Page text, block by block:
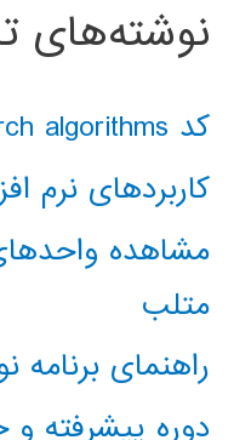
نوشته‌های
کد classical AI search algorithms
کاربردهای نرم
مشاهده
متلب
راهنمای
دوره پیشرفته